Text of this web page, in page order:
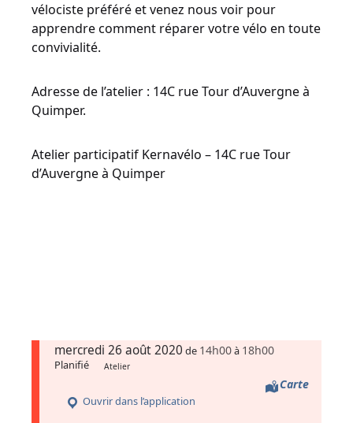
vélociste préféré et venez nous voir pour
apprendre comment réparer votre vélo en toute
convivialité.
Adresse de l’atelier : 14C rue Tour d’Auvergne à
Quimper.
Atelier participatif Kernavélo – 14C rue Tour
d’Auvergne à Quimper
mercredi 26 août 2020 de 14h00à 18h00
Planifié Atelier
Carte
Ouvrir dans l’application